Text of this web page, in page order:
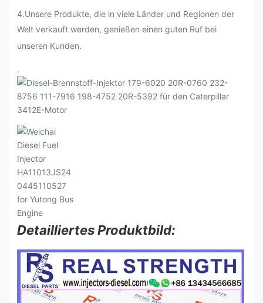
4.Unsere Produkte, die in viele Länder und Regionen der
Welt verkauft werden, genießen einen guten Ruf bei
unseren Kunden.
.
Detailliertes Produktbild: